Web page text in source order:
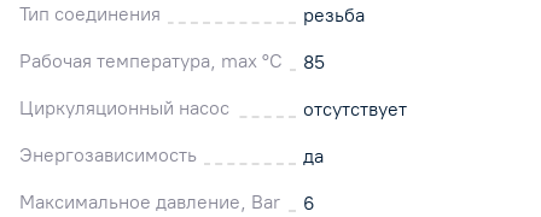
Тип соединения
резьба
Рабочая температура, max °C
85
Циркуляционный насос
отсутствует
Энергозависимость
да
Максимальное давление, Bar
6